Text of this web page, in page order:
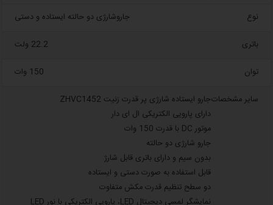
نوع جاروشارژی دو حالته ایستاده و دستی
باتری 22.2 ولت
توان 150 وات
سایر مشخصاتجارو ایستاده شارژی پر قدرت زنیت ZHVC1452
دارای پارویی الکتریکی ال ای دار
موتور DC با قدرت 150 وات
جارو شارژی دو حالته
بدون سیم و دارای باتری قابل شارژ
قابل استفاده به صورت دستی و ایستاده
دو سطح تنظیم قدرت مکش متفاوت